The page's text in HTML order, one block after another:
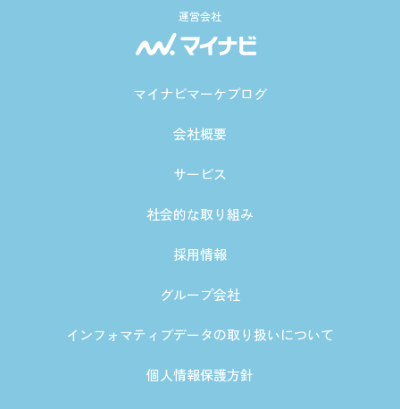
運営会社
マイナビマーケブログ
会社概要
サービス
社会的な取り組み
採用情報
グループ会社
インフォマティブデータの取り扱いについて
個人情報保護方針